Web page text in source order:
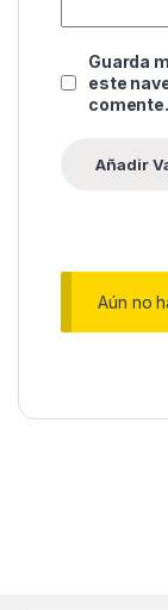
Guarda
este
comente.
Aún no